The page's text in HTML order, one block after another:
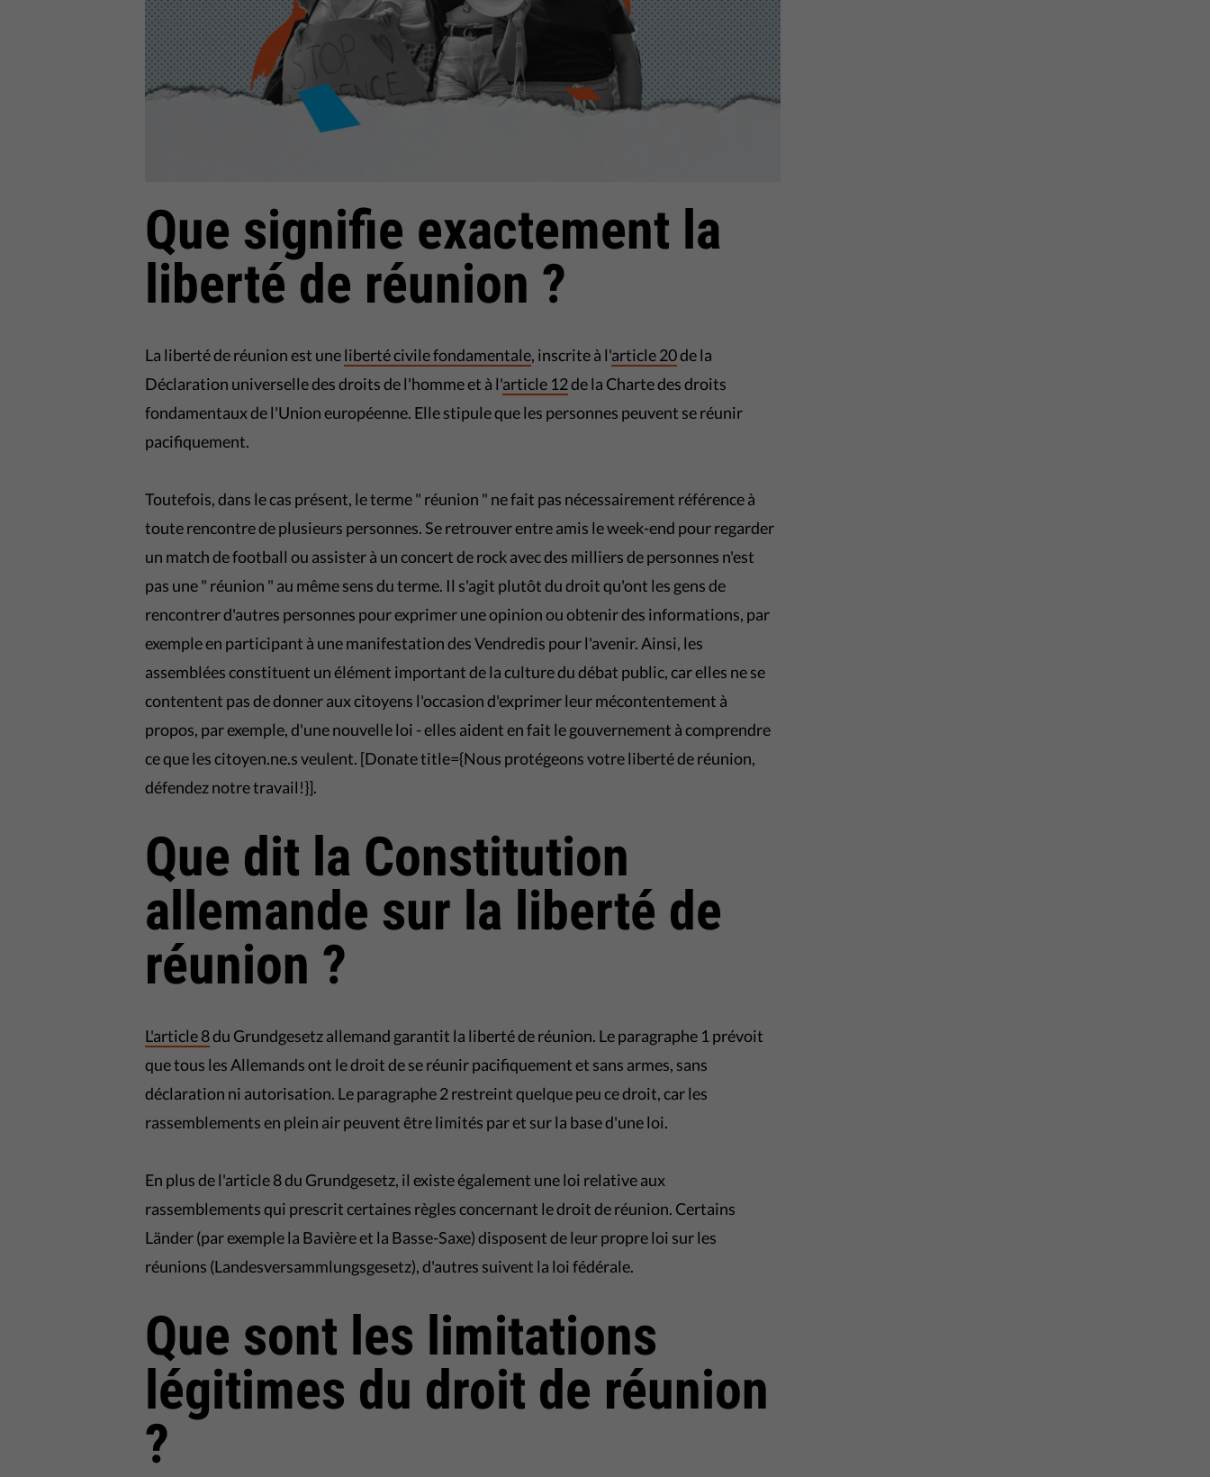
Que signifie exactement la
liberté de réunion ?
La liberté de réunion est uneliberté civile fondamentale, inscrite à l'article 20de la
Déclaration universelle des droits de l'homme et à l'article 12de la Charte des droits
fondamentaux de l'Union européenne. Elle stipule que les personnes peuvent se réunir
pacifiquement.
Toutefois, dans le cas présent, le terme " réunion " ne fait pas nécessairement référence à
toute rencontre de plusieurs personnes. Se retrouver entre amis le week-end pour regarder
un match de football ou assister à un concert de rock avec des milliers de personnes n'est
pas une " réunion " au même sens du terme. Il s'agit plutôt du droit qu'ont les gens de
rencontrer d'autres personnes pour exprimer une opinion ou obtenir des informations, par
exemple en participant à une manifestation des Vendredis pour l'avenir. Ainsi, les
assemblées constituent un élément important de la culture du débat public, car elles ne se
contentent pas de donner aux citoyens l'occasion d'exprimer leur mécontentement à
propos, par exemple, d'une nouvelle loi - elles aident en fait le gouvernement à comprendre
ce que les citoyen.ne.s veulent. [Donate title={Nous protégeons votre liberté de réunion,
défendez notre travail!}].
Que dit la Constitution
allemande sur la liberté de
réunion ?
L'article 8du Grundgesetz allemand garantit la liberté de réunion. Le paragraphe 1 prévoit
que tous les Allemands ont le droit de se réunir pacifiquement et sans armes, sans
déclaration ni autorisation. Le paragraphe 2 restreint quelque peu ce droit, car les
rassemblements en plein air peuvent être limités par et sur la base d'une loi.
En plus de l'article 8 du Grundgesetz, il existe également une loi relative aux
rassemblements qui prescrit certaines règles concernant le droit de réunion. Certains
Länder (par exemple la Bavière et la Basse-Saxe) disposent de leur propre loi sur les
réunions (Landesversammlungsgesetz), d'autres suivent la loi fédérale.
Que sont les limitations
légitimes du droit de réunion
?